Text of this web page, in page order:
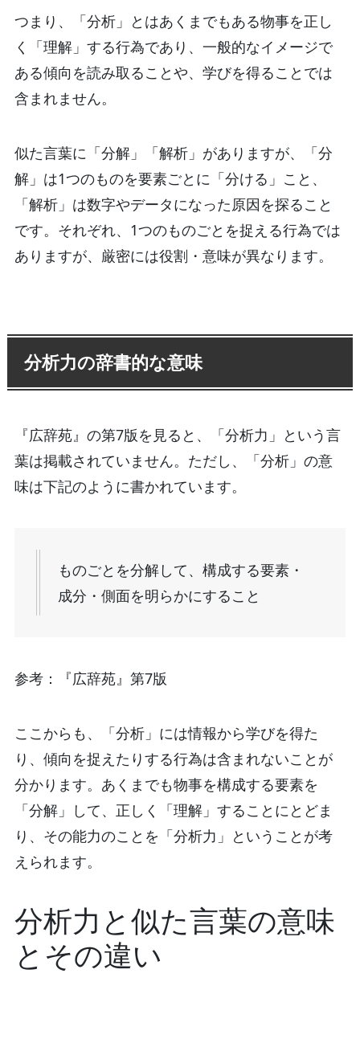
つまり、「分析」とはあくまでもある物事を正し
く「理解」する行為であり、一般的なイメージで
ある傾向を読み取ることや、学びを得ることでは
含まれません。
似た言葉に「分解」「解析」がありますが、「分
解」は1つのものを要素ごとに「分ける」こと、
「解析」は数字やデータになった原因を探ること
です。それぞれ、1つのものごとを捉える行為では
ありますが、厳密には役割・意味が異なります。
分析力の辞書的な意味
『広辞苑』の第7版を見ると、「分析力」という言
葉は掲載されていません。ただし、「分析」の意
味は下記のように書かれています。
ものごとを分解して、構成する要素・
成分・側面を明らかにすること
参考：『広辞苑』第7版
ここからも、「分析」には情報から学びを得た
り、傾向を捉えたりする行為は含まれないことが
分かります。あくまでも物事を構成する要素を
「分解」して、正しく「理解」することにとどま
り、その能力のことを「分析力」ということが考
えられます。
分析力と似た言葉の意味
とその違い